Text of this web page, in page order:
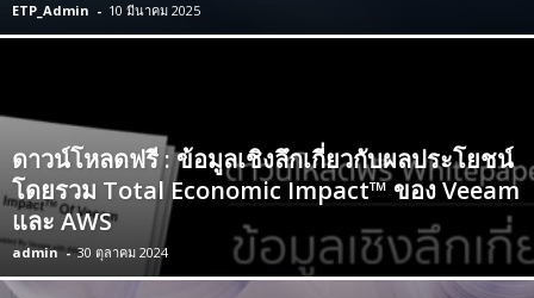
ETP_Admin - 10 มีนาคม 2025
ดาวน์โหลดฟรี : ข้อมูลเชิงลึกเกี่ยวกับผลประโยชน์
โดยรวม Total Economic Impact™ ของ Veeam
และ AWS
admin - 30 ตุลาคม 2024